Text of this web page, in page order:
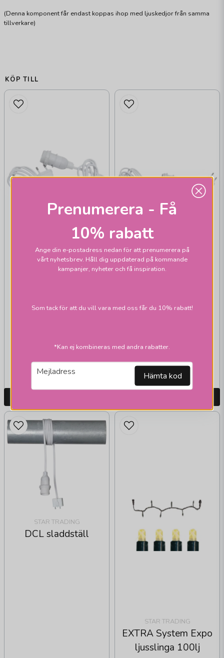
(Denna komponent får endast koppas ihop med ljuskedjor från samma
tillverkare)
KÖP TILL
Sladdställ
129 kr
Skickas inom 1-2 vardagar
Sladdställ
129 kr
Skickas inom 1-2 vardagar
STAR TRADING
DCL sladdställ
STAR TRADING
EXTRA System Expo
ljusslinga 100lj
Prenumerera - Få
10% rabatt
Ange din e-postadress nedan för att prenumerera på
vårt nyhetsbrev. Håll dig uppdaterad på kommande
kampanjer, nyheter och få inspiration.
Som tack för att du vill vara med oss får du 10% rabatt!
*Kan ej kombineras med andra rabatter.
email
Mejladress Hämta kod